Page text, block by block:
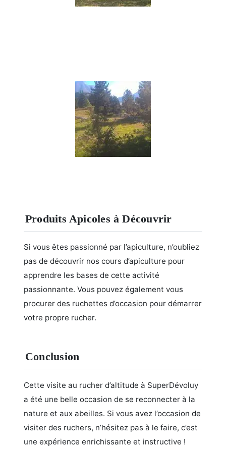
Produits Apicoles à Découvrir
Si vous êtes passionné par l’apiculture, n’oubliez
pas de découvrir nos cours d’apiculture pour
apprendre les bases de cette activité
passionnante. Vous pouvez également vous
procurer des ruchettes d’occasion pour démarrer
votre propre rucher.
Conclusion
Cette visite au rucher d’altitude à SuperDévoluy
a été une belle occasion de se reconnecter à la
nature et aux abeilles. Si vous avez l’occasion de
visiter des ruchers, n’hésitez pas à le faire, c’est
une expérience enrichissante et instructive !